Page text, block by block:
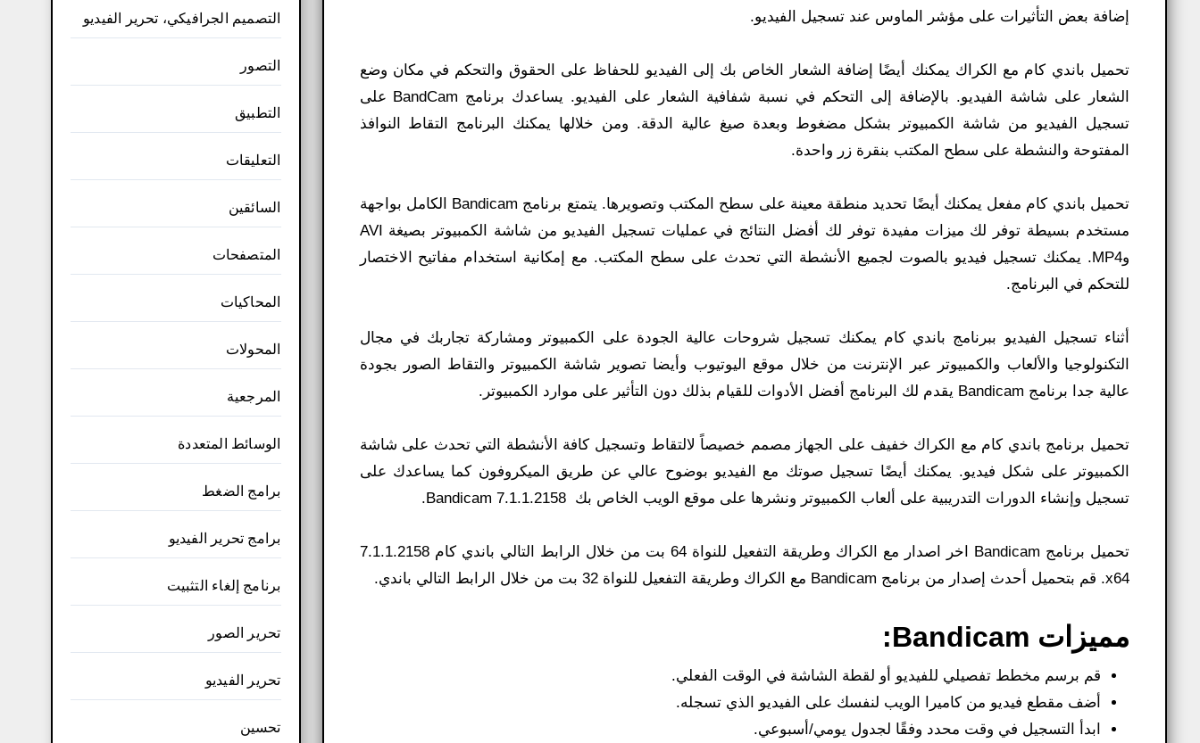
إضافة بعض التأثيرات على مؤشر الماوس عند تسجيل الفيديو.
تحميل باندي كام مع الكراك يمكنك أيضًا إضافة الشعار الخاص بك إلى الفيديو للحفاظ على الحقوق والتحكم في مكان وضع
الشعار على شاشة الفيديو. بالإضافة إلى التحكم في نسبة شفافية الشعار على الفيديو. يساعدك برنامج BandCam على
تسجيل الفيديو من شاشة الكمبيوتر بشكل مضغوط وبعدة صيغ عالية الدقة. ومن خلالها يمكنك البرنامج التقاط النوافذ
المفتوحة والنشطة على سطح المكتب بنقرة زر واحدة.
تحميل باندي كام مفعل يمكنك أيضًا تحديد منطقة معينة على سطح المكتب وتصويرها. يتمتع برنامج Bandicam الكامل بواجهة
مستخدم بسيطة توفر لك ميزات مفيدة توفر لك أفضل النتائج في عمليات تسجيل الفيديو من شاشة الكمبيوتر بصيغة AVI
وMP4. يمكنك تسجيل فيديو بالصوت لجميع الأنشطة التي تحدث على سطح المكتب. مع إمكانية استخدام مفاتيح الاختصار
للتحكم في البرنامج.
أثناء تسجيل الفيديو ببرنامج باندي كام يمكنك تسجيل شروحات عالية الجودة على الكمبيوتر ومشاركة تجاربك في مجال
التكنولوجيا والألعاب والكمبيوتر عبر الإنترنت من خلال موقع اليوتيوب وأيضا تصوير شاشة الكمبيوتر والتقاط الصور بجودة
عالية جدا برنامج Bandicam يقدم لك البرنامج أفضل الأدوات للقيام بذلك دون التأثير على موارد الكمبيوتر.
تحميل برنامج باندي كام مع الكراك خفيف على الجهاز مصمم خصيصاً لالتقاط وتسجيل كافة الأنشطة التي تحدث على شاشة
الكمبيوتر على شكل فيديو. يمكنك أيضًا تسجيل صوتك مع الفيديو بوضوح عالي عن طريق الميكروفون كما يساعدك على
تسجيل وإنشاء الدورات التدريبية على ألعاب الكمبيوتر ونشرها على موقع الويب الخاص بك Bandicam 7.1.1.2158.
تحميل برنامج Bandicam اخر اصدار مع الكراك وطريقة التفعيل للنواة 64 بت من خلال الرابط التالي باندي كام 7.1.1.2158
x64. قم بتحميل أحدث إصدار من برنامج Bandicam مع الكراك وطريقة التفعيل للنواة 32 بت من خلال الرابط التالي باندي.
مميزات Bandicam:
قم برسم مخطط تفصيلي للفيديو أو لقطة الشاشة في الوقت الفعلي.
أضف مقطع فيديو من كاميرا الويب لنفسك على الفيديو الذي تسجله.
ابدأ التسجيل في وقت محدد وفقًا لجدول يومي/أسبوعي.
التصميم الجرافيكي، تحرير الفيديو
التصور
التطبيق
التعليقات
السائقين
المتصفحات
المحاكيات
المحولات
المرجعية
الوسائط المتعددة
برامج الضغط
برامج تحرير الفيديو
برنامج إلغاء التثبيت
تحرير الصور
تحرير الفيديو
تحسين